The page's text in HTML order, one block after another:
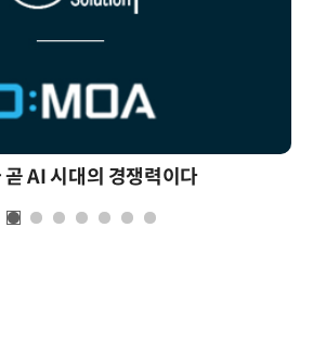
AI 시대의 경쟁력이다